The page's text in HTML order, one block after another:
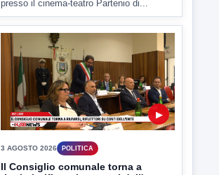
▶
3 AGOSTO 2026 POLITICA
Il Consiglio comunale torna a
riunirsi: riflettori su conti dell'ente
Domani mattina torna a riunirsi il Consiglio
comunale di Avellino....